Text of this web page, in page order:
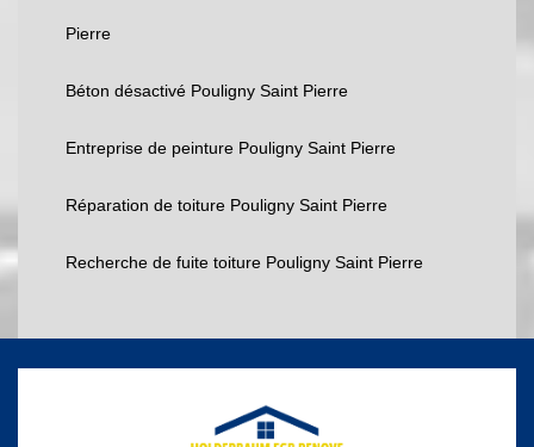
Pierre
Béton désactivé Pouligny Saint Pierre
Entreprise de peinture Pouligny Saint Pierre
Réparation de toiture Pouligny Saint Pierre
Recherche de fuite toiture Pouligny Saint Pierre